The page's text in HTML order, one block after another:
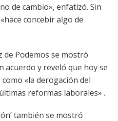
de cambio», enfatizó. Sin
concebir algo de
de Podemos se mostró
acuerdo y reveló que hoy se
«la derogación del
reformas laborales» .
también se mostró